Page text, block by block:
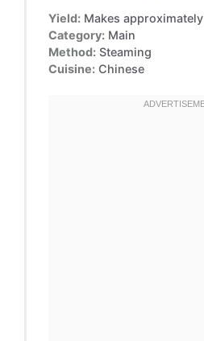
Yield: Makes approximately
Category: Main
Method: Steaming
Cuisine: Chinese